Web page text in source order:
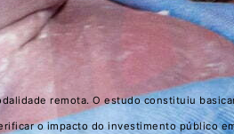
remota. O estudo constituiu
o impacto do investimento público